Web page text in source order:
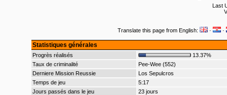
Last
Translate this page from English: · ·
Statistiques générales
Progrès réalisés
13.37%
Taux de criminalité
Pee-Wee (552)
Derniere Mission Reussie
Los Sepulcros
Temps de jeu
5:17
Jours passés dans le jeu
23 jours